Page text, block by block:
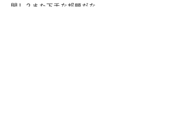
闇』？また下手な邦題だな。